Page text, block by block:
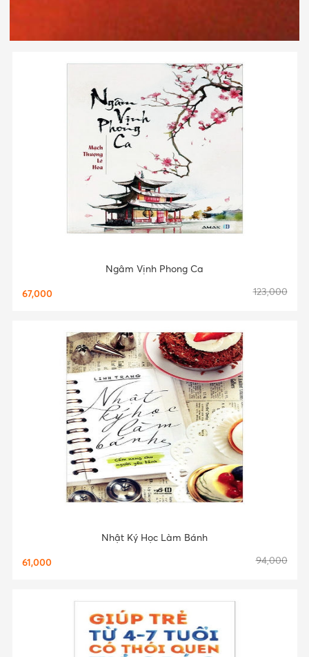
Ngâm Vịnh Phong Ca
67,000 123,000
Nhật Ký Học Làm Bánh
61,000 94,000